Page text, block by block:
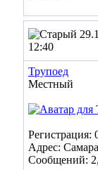
12:40
Трупоед
Местный
Регистрация:
Адрес: Самара
Сообщений: